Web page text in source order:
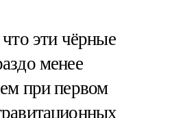
эти чёрные
менее
при первом